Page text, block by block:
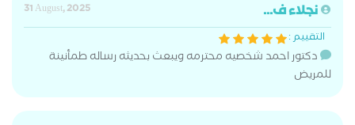
نجلاء ف...
31 August, 2025
التقييم :
دكتور احمد شخصيه محترمه ويبعث بحديثه رساله طمأنينة
للمريض